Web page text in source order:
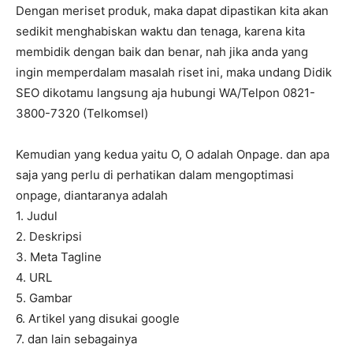
Dengan meriset produk, maka dapat dipastikan kita akan
sedikit menghabiskan waktu dan tenaga, karena kita
membidik dengan baik dan benar, nah jika anda yang
ingin memperdalam masalah riset ini, maka undang Didik
SEO dikotamu langsung aja hubungi WA/Telpon 0821-
3800-7320 (Telkomsel)
Kemudian yang kedua yaitu O, O adalah Onpage. dan apa
saja yang perlu di perhatikan dalam mengoptimasi
onpage, diantaranya adalah
1. Judul
2. Deskripsi
3. Meta Tagline
4. URL
5. Gambar
6. Artikel yang disukai google
7. dan lain sebagainya